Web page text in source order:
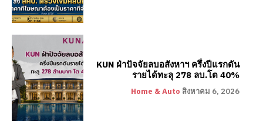
KUN ฝ่าปัจจัยลบอสังหาฯ ครึ่งปีแรกดัน
รายได้ทะลุ 278 ลบ.โต 40%
Home & Auto สิงหาคม 6, 2026